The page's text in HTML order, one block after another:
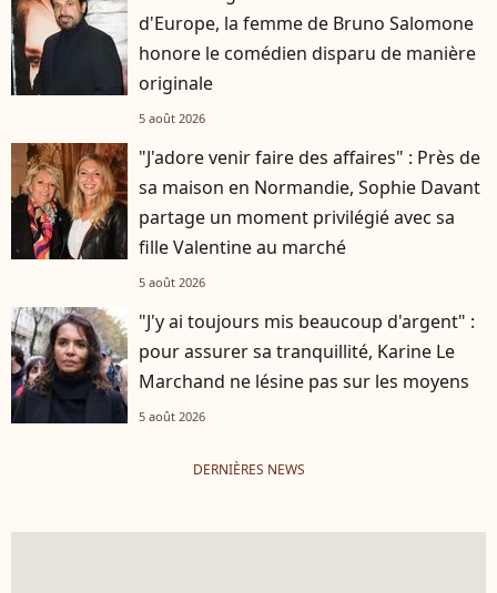
d'Europe, la femme de Bruno Salomone
honore le comédien disparu de manière
originale
5 août 2026
"J'adore venir faire des affaires" : Près de
sa maison en Normandie, Sophie Davant
partage un moment privilégié avec sa
fille Valentine au marché
5 août 2026
"J'y ai toujours mis beaucoup d'argent" :
pour assurer sa tranquillité, Karine Le
Marchand ne lésine pas sur les moyens
5 août 2026
DERNIÈRES NEWS